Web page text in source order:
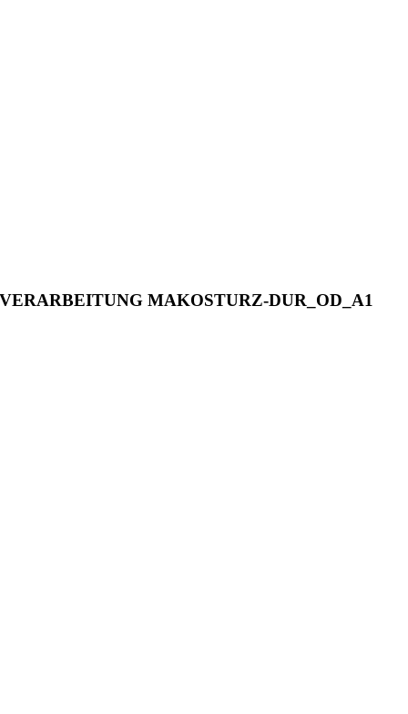
VERARBEITUNG MAKOSTURZ-DUR_OD_A1